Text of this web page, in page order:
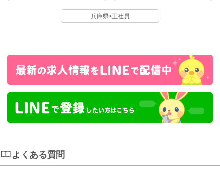
兵庫県×正社員
よくある質問